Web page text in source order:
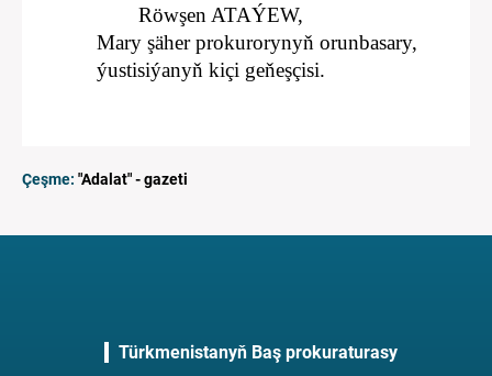
Röwşen ATAÝEW,
Mary şäher prokurorynyň orunbasary,
ýustisiýanyň kiçi geňeşçisi.
Çeşme: "Adalat" - gazeti
Türkmenistanyň Baş prokuraturasy